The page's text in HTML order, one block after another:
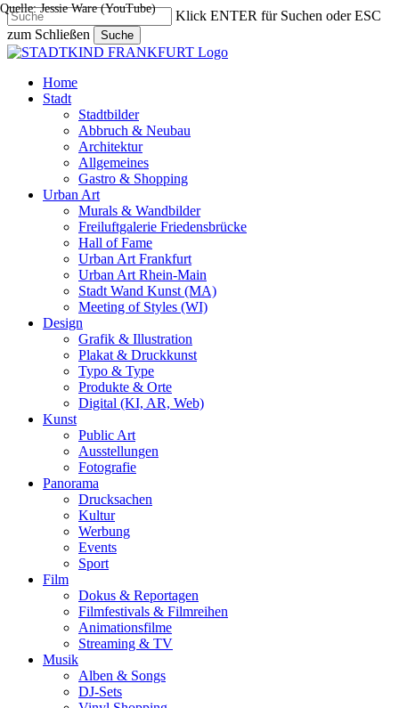
Skip
to
main
content
Klick ENTER für Suchen oder ESC
zum Schließen
Suche
Close
search
Menu
Home
Stadt
Stadtbilder
Abbruch & Neubau
Architektur
Allgemeines
Gastro & Shopping
Urban Art
Murals & Wandbilder
Freiluftgalerie Friedensbrücke
Hall of Fame
Urban Art Frankfurt
Urban Art Rhein-Main
Stadt Wand Kunst (MA)
Meeting of Styles (WI)
Design
Grafik & Illustration
Plakat & Druckkunst
Typo & Type
Produkte & Orte
Digital (KI, AR, Web)
Kunst
Public Art
Ausstellungen
Fotografie
Panorama
Drucksachen
Kultur
Werbung
Events
Sport
Film
Dokus & Reportagen
Filmfestivals & Filmreihen
Animationsfilme
Streaming & TV
Musik
Alben & Songs
DJ-Sets
Quelle: Jessie Ware (YouTube)